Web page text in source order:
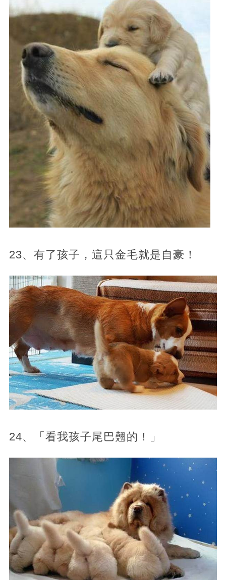
23、有了孩子，這只金毛就是自豪！
24、「看我孩子尾巴翹的！」